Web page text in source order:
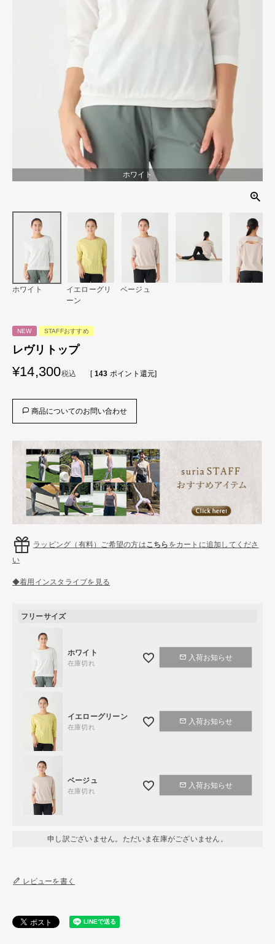
ホワイト
ホワイト
イエローグリ
ーン
ベージュ
NEW STAFFおすすめ
レヴリトップ
¥14,300税込 [ 143 ポイント還元]
商品についてのお問い合わせ
ラッピング（有料）ご希望の方はこちら をカートに追加してくださ
い
◆着用インスタライブを見る
フリーサイズ
ホワイト
在庫切れ
入荷お知らせ
イエローグリーン
在庫切れ
入荷お知らせ
ベージュ
在庫切れ
入荷お知らせ
申し訳ございません。ただいま在庫がございません。
レビューを書く